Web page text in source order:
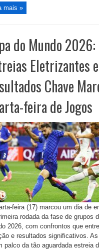
mais »
do Mundo 2026:
Eletrizantes e
Chave
feira de Jogos
feira (17) marcou um dia de
rodada da fase de grupos
2026, com confrontos que
e resultados significativos. As
palco da tão aguardada estreia